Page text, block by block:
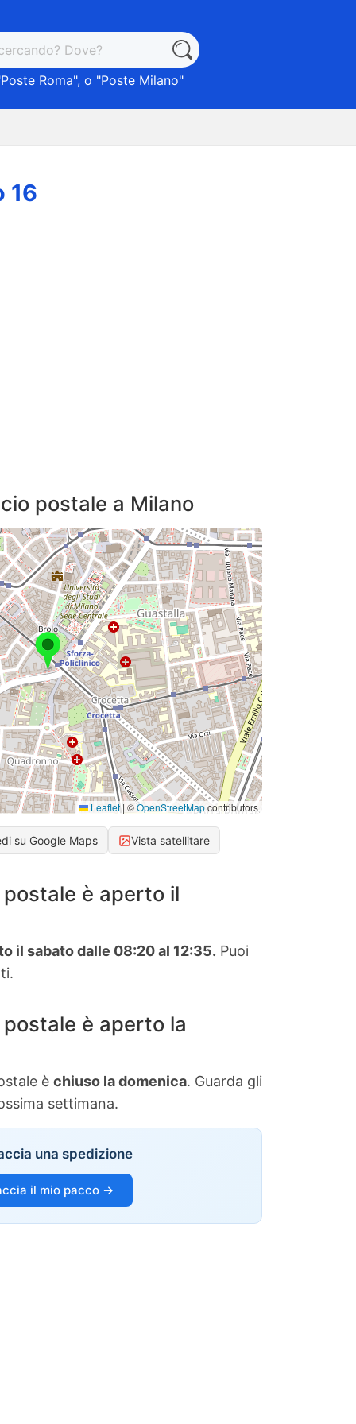
Poste Roma", o "Poste Milano"
16
postale a Milano
Leaflet | ©OpenStreetMapcontributors
su Google Maps Vista satellitare
è aperto il
il sabato dalle 08:20 al 12:35. Puoi
è aperto la
è chiuso la domenica. Guarda gli
settimana.
una spedizione
il mio pacco →